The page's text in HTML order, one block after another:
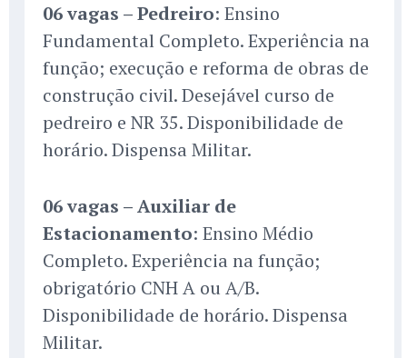
06 vagas – Pedreiro: Ensino
Fundamental Completo. Experiência na
função; execução e reforma de obras de
construção civil. Desejável curso de
pedreiro e NR 35. Disponibilidade de
horário. Dispensa Militar.
06 vagas – Auxiliar de
Estacionamento: Ensino Médio
Completo. Experiência na função;
obrigatório CNH A ou A/B.
Disponibilidade de horário. Dispensa
Militar.